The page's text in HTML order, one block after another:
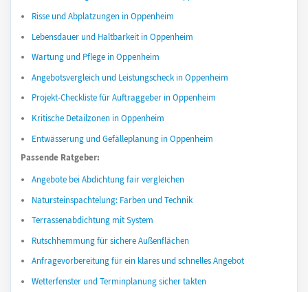
Risse und Abplatzungen in Oppenheim
Lebensdauer und Haltbarkeit in Oppenheim
Wartung und Pflege in Oppenheim
Angebotsvergleich und Leistungscheck in Oppenheim
Projekt-Checkliste für Auftraggeber in Oppenheim
Kritische Detailzonen in Oppenheim
Entwässerung und Gefälleplanung in Oppenheim
Passende Ratgeber:
Angebote bei Abdichtung fair vergleichen
Natursteinspachtelung: Farben und Technik
Terrassenabdichtung mit System
Rutschhemmung für sichere Außenflächen
Anfragevorbereitung für ein klares und schnelles Angebot
Wetterfenster und Terminplanung sicher takten